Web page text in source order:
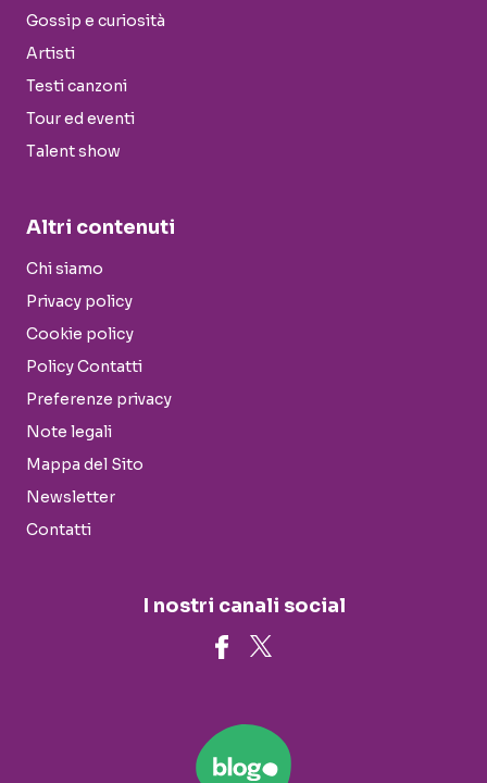
Gossip e curiosità
Artisti
Testi canzoni
Tour ed eventi
Talent show
Altri contenuti
Chi siamo
Privacy policy
Cookie policy
Policy Contatti
Preferenze privacy
Note legali
Mappa del Sito
Newsletter
Contatti
I nostri canali social